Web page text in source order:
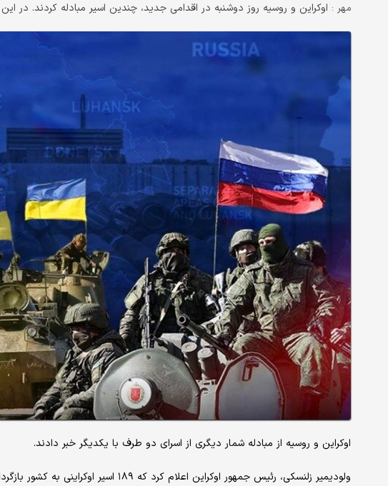
مهر : اوکراین و روسیه روز دوشنبه در اقدامی جدید، چندین اسیر مبادله کردند. در این تبادل، بیش از ۳۰۰ نفر از
اوکراین و روسیه از مبادله شمار دیگری از اسرای دو طرف با یکدیگر خبر دادند.
ولودیمیر زلنسکی، رئیس جمهور اوکراین اعلام کرد که ۱۸۹ اسیر اوکراینی به کشور بازگردانده شده‌اند.